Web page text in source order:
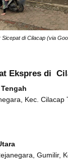
Sicepat di Cilacap (via
Ekspres di
Kec. Cilacap
Gumilir,